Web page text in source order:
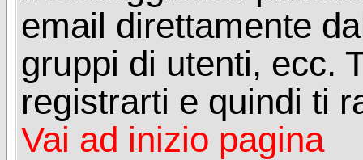
email direttamente
gruppi di utenti, ecc.
registrarti e quindi ti
Vai ad inizio pagina